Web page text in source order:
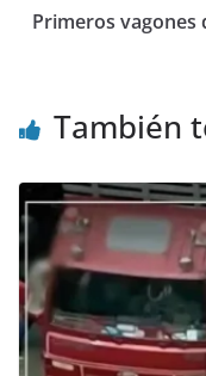
Primeros vagones
También